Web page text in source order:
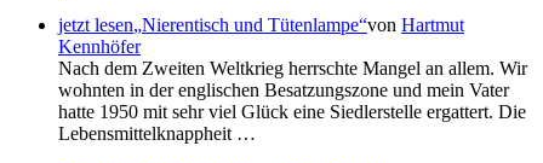
jetzt lesen Nierentisch und Tütenlampe von Hartmut
Kennhöfer
Nach dem Zweiten Weltkrieg herrschte Mangel an allem. Wir
wohnten in der englischen Besatzungszone und mein Vater
hatte 1950 mit sehr viel Glück eine Siedlerstelle ergattert. Die
Lebensmittelknappheit …